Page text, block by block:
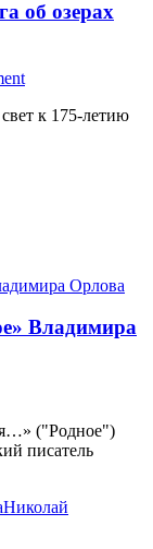
об озерах
к 175-летию
Владимира
("Родное")
писатель
Николай